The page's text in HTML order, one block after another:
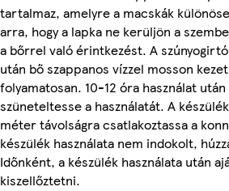
tartalmaz, amelyre a macskák
arra, hogy a lapka ne kerüljön a
a bőrrel való érintkezést. A
után bő szappanos vízzel mosson
folyamatosan. 10-12 óra használat
szüneteltesse a használatát. A
méter távolságra csatlakoztassa a
készülék használata nem indokolt,
Időnként, a készülék használata után
kiszellőztetni.